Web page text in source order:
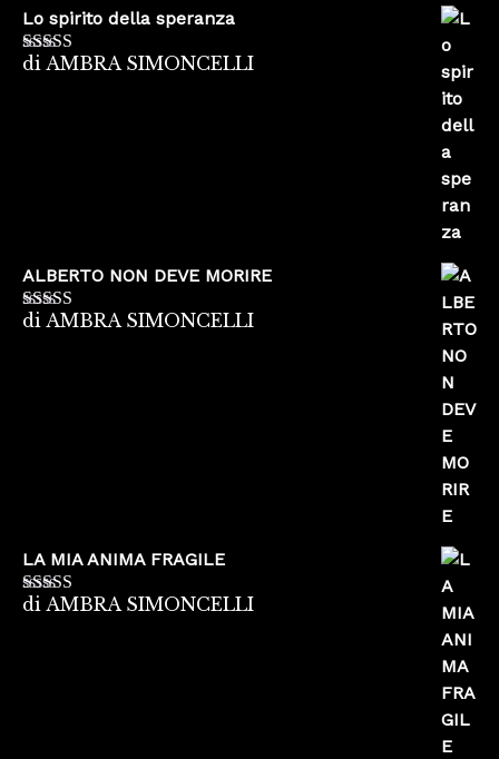
Lo spirito della speranza
Valutato5su
di AMBRA SIMONCELLI
ALBERTO NON DEVE MORIRE
Valutato5su
di AMBRA SIMONCELLI
LA MIA ANIMA FRAGILE
Valutato5su
di AMBRA SIMONCELLI